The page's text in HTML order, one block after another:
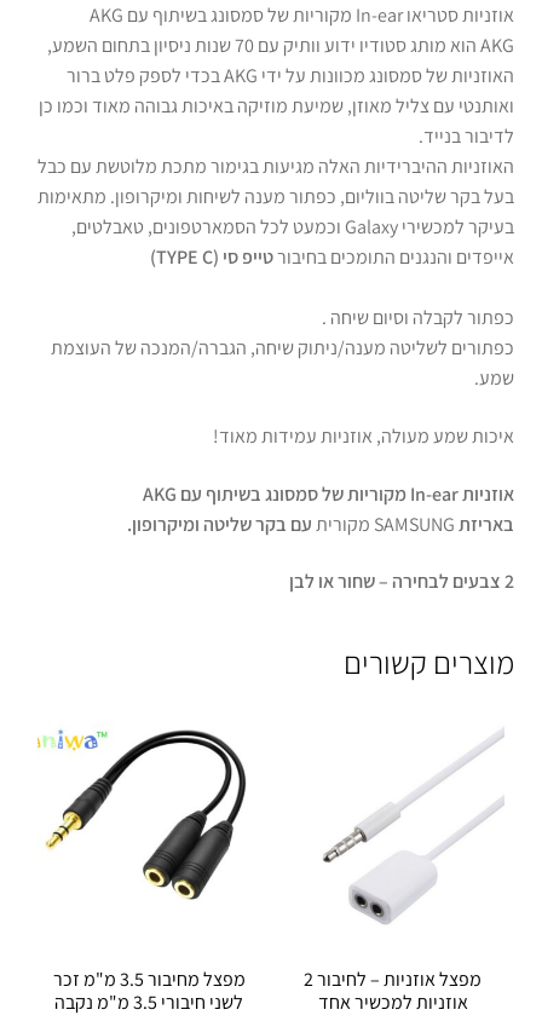
אוזניות סטריאו In-ear מקוריות של סמסונג בשיתוף עם AKG
AKG הוא מותג סטודיו ידוע וותיק עם 70 שנות ניסיון בתחום השמע,
האוזניות של סמסונג מכוונות על ידי AKG בכדי לספק פלט ברור
ואותנטי עם צליל מאוזן, שמיעת מוזיקה באיכות גבוהה מאוד וכמו כן
לדיבור בנייד.
האוזניות ההיברידיות האלה מגיעות בגימור מתכת מלוטשת עם כבל
בעל בקר שליטה בווליום, כפתור מענה לשיחות ומיקרופון. מתאימות
בעיקר למכשירי Galaxy וכמעט לכל הסמארטפונים, טאבלטים,
אייפדים והנגנים התומכים בחיבורטייפ סי (TYPE C)
כפתור לקבלה וסיום שיחה .
כפתורים לשליטה מענה/ניתוק שיחה, הגברה/המנכה של העוצמת
שמע.
איכות שמע מעולה, אוזניות עמידות מאוד!
אוזניות In-ear מקוריות של סמסונג בשיתוף עם AKG
באריזתSAMSUNG מקורית עם בקר שליטה ומיקרופון.
2 צבעים לבחירה – שחור או לבן
מוצרים קשורים
מפצל אוזניות – לחיבור 2
אוזניות למכשיר אחד
מפצל מחיבור 3.5 מ"מ זכר
לשני חיבורי 3.5 מ"מ נקבה